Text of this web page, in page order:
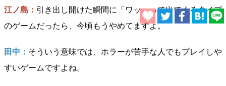
江ノ島： 引き出し開けた瞬間に「ワッ」って出てくるタイプ
のゲームだったら、今頃もうやめてますよ。
田中： そういう意味では、ホラーが苦手な人でもプレイしや
すいゲームですよね。